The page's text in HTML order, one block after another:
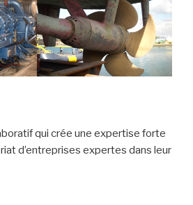
qui crée une expertise forte
d’entreprises expertes dans leur